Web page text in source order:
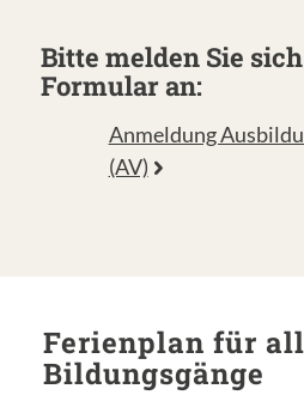
Bitte melden Sie
Formular an:
Anmeldung
(AV)
Ferienplan für
Bildungsgänge